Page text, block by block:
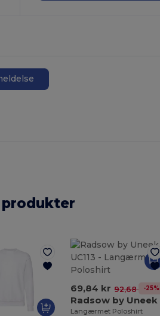
69,84 kr 92,68 kr-25%
Langærmet Poloshirt